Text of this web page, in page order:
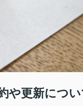
や更新につ